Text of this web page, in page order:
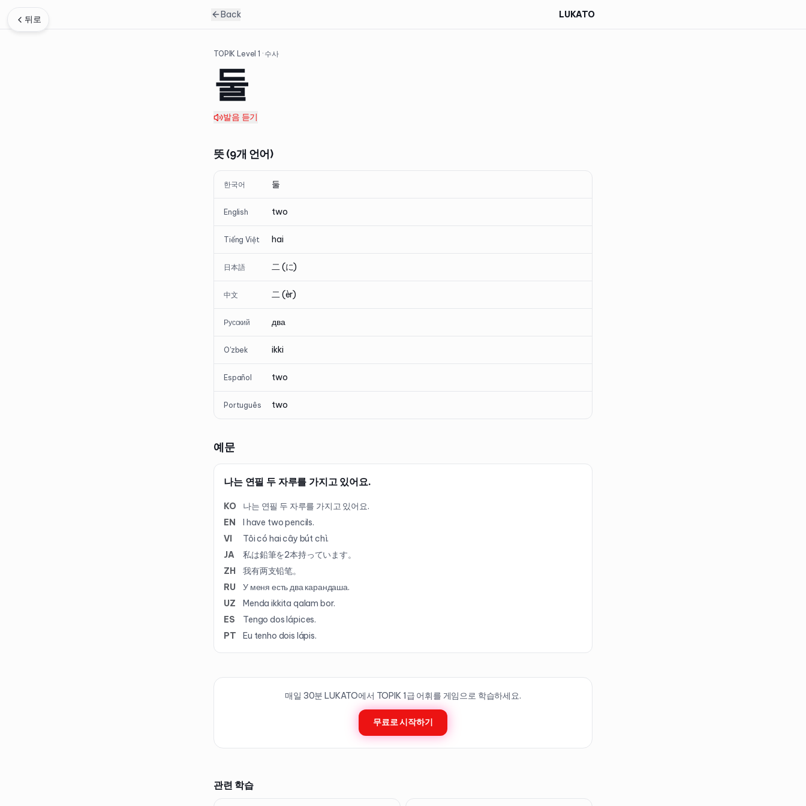
뒤로 Back LUKATO
TOPIK Level1 · 수사
둘
발음 듣기
뜻 (9개 언어)
한국어 둘
English two
Tiếng Việt hai
日本語 二 (に)
中文 二 (èr)
Русский два
O'zbek ikki
Español two
Português two
예문
나는 연필 두 자루를 가지고 있어요.
KO
나는 연필 두 자루를 가지고 있어요.
EN
I have two pencils.
VI
Tôi có hai cây bút chì.
JA
私は鉛筆を2本持っています。
ZH
我有两支铅笔。
RU
У меня есть два карандаша.
UZ
Menda ikkita qalam bor.
ES
Tengo dos lápices.
PT
Eu tenho dois lápis.
매일 30분 LUKATO에서 TOPIK 1급 어휘를 게임으로 학습하세요.
무료로 시작하기
관련 학습